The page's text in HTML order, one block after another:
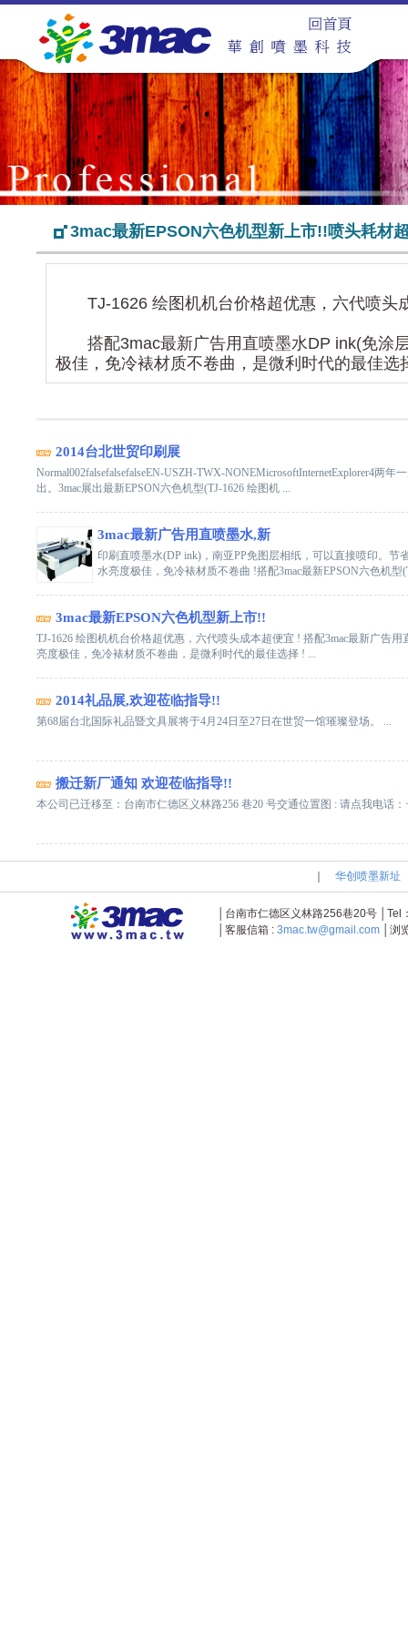
3mac最新EPSON六色机型新上市!!喷头耗材
TJ-1626 绘图机机台价格超优惠，六代喷头
搭配3mac最新广告用直喷墨水DP ink(免涂
极佳，免冷裱材质不卷曲，是微利时代的最佳选
2014台北世贸印刷展
Normal002falsefalsefalseEN-USZH-TWX-NONEMicrosoftInternetExplorer4两
出。3mac展出最新EPSON六色机型(TJ-1626 绘图机 ...
3mac最新广告用直喷墨水,新
印刷直喷墨水(DP ink)，南亚PP免图层相纸，可以直接喷印。
水亮度极佳，免冷裱材质不卷曲 !搭配3mac最新EPSON六色机
3mac最新EPSON六色机型新上市!!
TJ-1626 绘图机机台价格超优惠，六代喷头成本超便宜 ! 搭配3mac最新广告
亮度极佳，免冷裱材质不卷曲，是微利时代的最佳选择 ! ...
2014礼品展,欢迎莅临指导!!
第68届台北国际礼品暨文具展将于4月24日至27日在世贸一馆璀璨登场。 ...
搬迁新厂通知 欢迎莅临指导!!
本公司已迁移至：台南市仁德区义林路256 巷20 号交通位置图 : 请点我电话：
华创喷墨新址
│台南市仁德区义林路256巷20号
│客服信箱 : 3mac.tw@gmail.com │浏